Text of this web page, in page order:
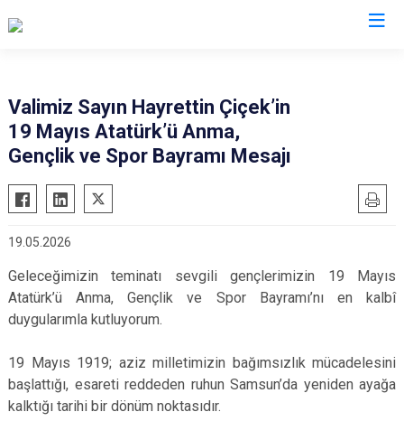
Valimiz Sayın Hayrettin Çiçek’in
19 Mayıs Atatürk’ü Anma,
Gençlik ve Spor Bayramı Mesajı
19.05.2026
Geleceğimizin teminatı sevgili gençlerimizin 19 Mayıs
Atatürk’ü Anma, Gençlik ve Spor Bayramı’nı en kalbî
duygularımla kutluyorum.
19 Mayıs 1919; aziz milletimizin bağımsızlık mücadelesini
başlattığı, esareti reddeden ruhun Samsun’da yeniden ayağa
kalktığı tarihi bir dönüm noktasıdır.